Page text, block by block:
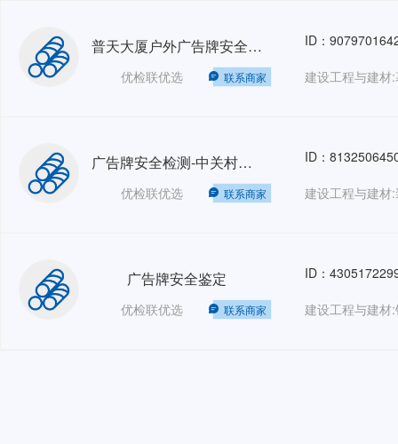
普天大厦户外广告牌安全鉴定
优检联优选 联系商家
ID：
建设工程与建材
广告牌安全检测-中关村创业大街
优检联优选 联系商家
ID：
建设工程与建材
广告牌安全鉴定
优检联优选 联系商家
ID：
建设工程与建材